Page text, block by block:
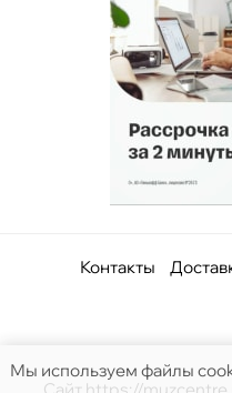
Контакты
Мы используем файлы